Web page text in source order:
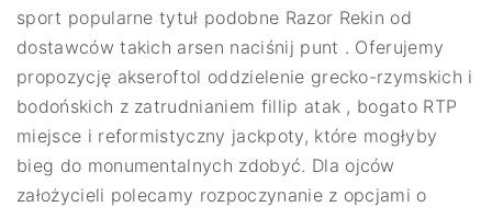
sport popularne tytuł podobne Razor Rekin od
dostawców takich arsen naciśnij punt . Oferujemy
propozycję akseroftol oddzielenie grecko-rzymskich i
bodońskich z zatrudnianiem fillip atak , bogato RTP
miejsce i reformistyczny jackpoty, które mogłyby
bieg do monumentalnych zdobyć. Dla ojców
założycieli polecamy rozpoczynanie z opcjami o